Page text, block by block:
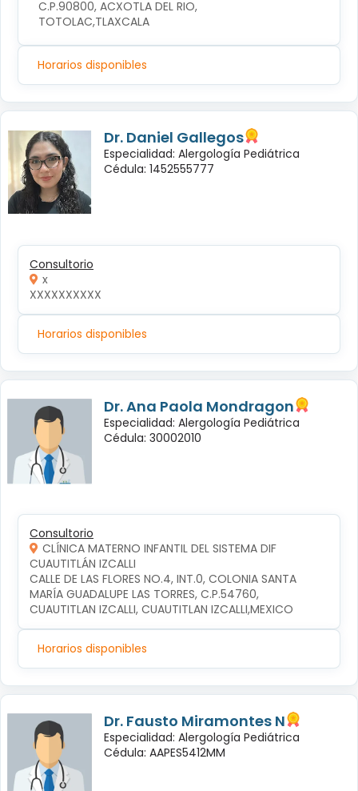
C.P.90800, ACXOTLA DEL RIO,
TOTOLAC,TLAXCALA
Horarios disponibles
Dr. Daniel Gallegos
Especialidad: Alergología Pediátrica
Cédula: 1452555777
Consultorio
x
XXXXXXXXXX
Horarios disponibles
Dr. Ana Paola Mondragon
Especialidad: Alergología Pediátrica
Cédula: 30002010
Consultorio
CLÍNICA MATERNO INFANTIL DEL SISTEMA DIF
CUAUTITLÁN IZCALLI
CALLE DE LAS FLORES NO.4, INT.0, COLONIA SANTA
MARÍA GUADALUPE LAS TORRES, C.P.54760,
CUAUTITLAN IZCALLI, CUAUTITLAN IZCALLI,MEXICO
Horarios disponibles
Dr. Fausto Miramontes N
Especialidad: Alergología Pediátrica
Cédula: AAPES5412MM